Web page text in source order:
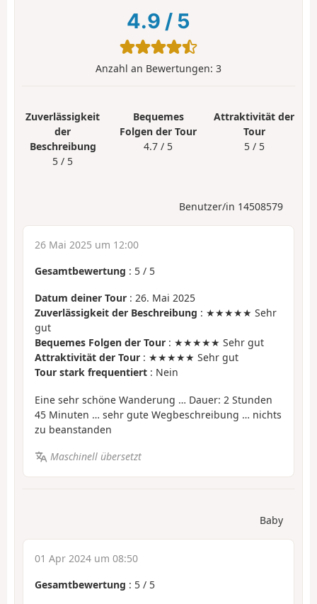
4.9 / 5
Anzahl an Bewertungen: 3
Zuverlässigkeit
der
Beschreibung
5 / 5
Bequemes
Folgen der Tour
4.7 / 5
Attraktivität der
Tour
5 / 5
Benutzer/in 14508579
26 Mai 2025 um 12:00
Gesamtbewertung : 5 / 5
Datum deiner Tour : 26. Mai 2025
Zuverlässigkeit der Beschreibung : ★★★★★ Sehr
gut
Bequemes Folgen der Tour : ★★★★★ Sehr gut
Attraktivität der Tour : ★★★★★ Sehr gut
Tour stark frequentiert : Nein
Eine sehr schöne Wanderung … Dauer: 2 Stunden
45 Minuten … sehr gute Wegbeschreibung … nichts
zu beanstanden
Maschinell übersetzt
Baby
01 Apr 2024 um 08:50
Gesamtbewertung : 5 / 5